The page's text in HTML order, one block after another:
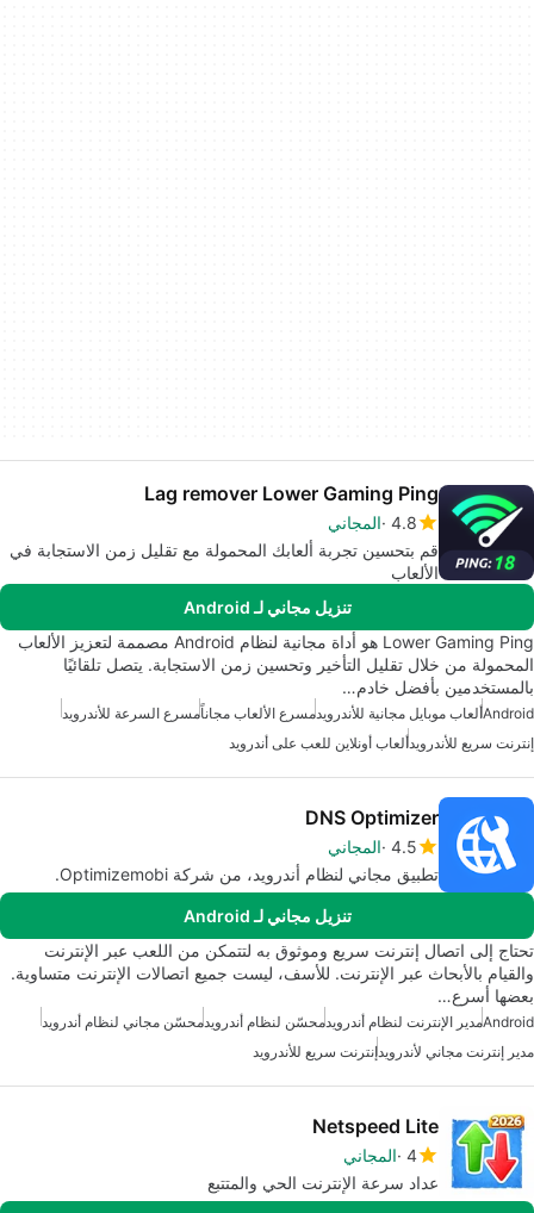
Lag remover Lower Gaming Ping
4.8 المجاني
قم بتحسين تجربة ألعابك المحمولة مع تقليل زمن الاستجابة في
الألعاب
تنزيل مجاني لـ Android
Lower Gaming Ping هو أداة مجانية لنظام Android مصممة لتعزيز الألعاب
المحمولة من خلال تقليل التأخير وتحسين زمن الاستجابة. يتصل تلقائيًا
بالمستخدمين بأفضل خادم…
Androidألعاب موبايل مجانية للأندرويدمسرع الألعاب مجاناًمسرع السرعة للأندرويد
إنترنت سريع للأندرويدألعاب أونلاين للعب على أندرويد
DNS Optimizer
4.5 المجاني
تطبيق مجاني لنظام أندرويد، من شركة Optimizemobi.
تنزيل مجاني لـ Android
تحتاج إلى اتصال إنترنت سريع وموثوق به لتتمكن من اللعب عبر الإنترنت
والقيام بالأبحاث عبر الإنترنت. للأسف، ليست جميع اتصالات الإنترنت متساوية.
بعضها أسرع…
Androidمدير الإنترنت لنظام أندرويدمحسّن لنظام أندرويدمحسّن مجاني لنظام أندرويد
مدير إنترنت مجاني لأندرويدإنترنت سريع للأندرويد
Netspeed Lite
4 المجاني
عداد سرعة الإنترنت الحي والمتتبع